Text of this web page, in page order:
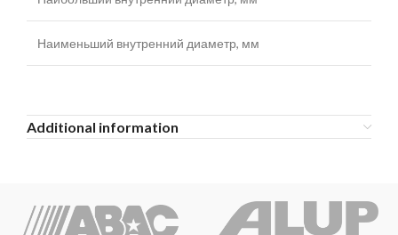
Наименьший внутренний диаметр, мм
Additional information